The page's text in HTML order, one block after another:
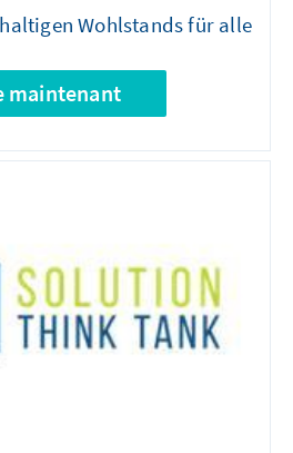
Wohlstands für alle
maintenant